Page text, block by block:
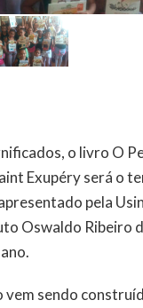
o livro O
Exupéry será o
pela
Oswaldo Ribeiro
vem sendo